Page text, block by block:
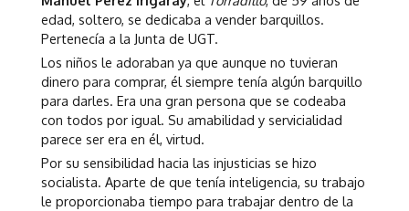
edad, soltero, se dedicaba a vender barquillos.
Pertenecía a la Junta de UGT.
Los niños le adoraban ya que aunque no tuvieran
dinero para comprar, él siempre tenía algún barquillo
para darles. Era una gran persona que se codeaba
con todos por igual. Su amabilidad y servicialidad
parece ser era en él, virtud.
Por su sensibilidad hacia las injusticias se hizo
socialista. Aparte de que tenía inteligencia, su trabajo
le proporcionaba tiempo para trabajar dentro de la